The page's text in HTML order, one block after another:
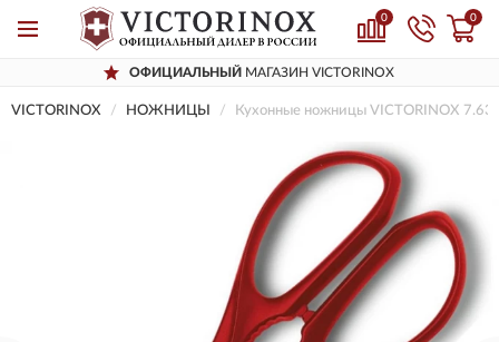
0 0
ОФИЦИАЛЬНЫЙ МАГАЗИН VICTORINOX
VICTORINOX НОЖНИЦЫ Кухонные ножницы VICTORINOX